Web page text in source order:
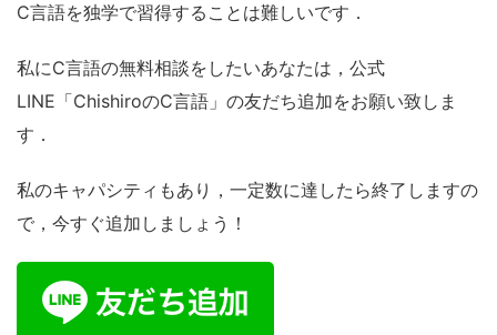
C言語を独学で習得することは難しいです．
私にC言語の無料相談をしたいあなたは，公式
LINE「ChishiroのC言語」の友だち追加をお願い致しま
す．
私のキャパシティもあり，一定数に達したら終了しますの
で，今すぐ追加しましょう！